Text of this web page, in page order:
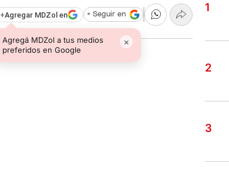
+Agregar MDZol en
Agregá MDZol a tus medios
preferidos en Google
×
+ Seguir en